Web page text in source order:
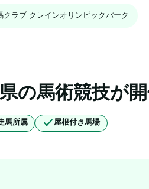
クラブ クレインオリンピックパーク
の馬術競技が
馬所属 屋根付き馬場